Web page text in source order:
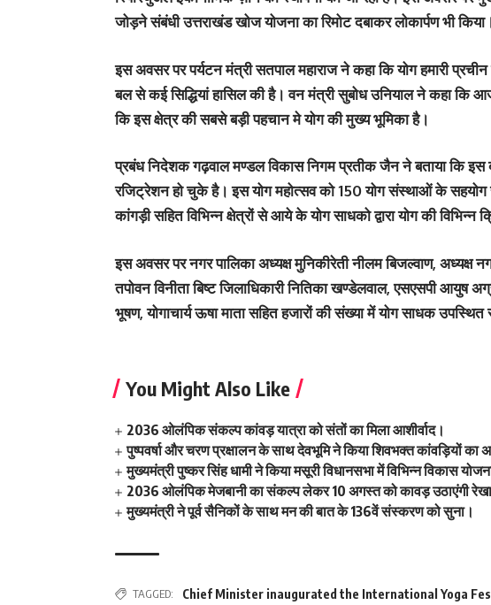
जोड़ने संबंधी उत्तराखंड खोज योजना का रिमोट दबाकर लोकार्पण भी
इस अवसर पर पर्यटन मंत्री सतपाल महाराज ने कहा कि योग हमारी
बल से कई सिद्धियां हासिल की है। वन मंत्री सुबोध उनियाल ने कहा कि
कि इस क्षेत्र की सबसे बड़ी पहचान मे योग की मुख्य भूमिका है।
प्रबंध निदेशक गढ़वाल मण्डल विकास निगम प्रतीक जैन ने बताया कि इस
रजिट्रेशन हो चुके है। इस योग महोत्सव को 150 योग संस्थाओं के
कांगड़ी सहित विभिन्न क्षेत्रों से आये के योग साधको द्वारा योग की विभिन्न
इस अवसर पर नगर पालिका अध्यक्ष मुनिकीरेती नीलम बिजल्वाण, अध्यक्ष
तपोवन विनीता बिष्ट जिलाधिकारी नितिका खण्डेलवाल, एसएसपी आयुष
भूषण, योगाचार्य ऊषा माता सहित हजारों की संख्या में योग साधक उपस्थित
You Might Also Like
2036 ओलंपिक संकल्प कांवड़ यात्रा को संतों का मिला आशीर्वाद।
पुष्पवर्षा और चरण प्रक्षालन के साथ देवभूमि ने किया शिवभक्त कांवड़ियों का
मुख्यमंत्री पुष्कर सिंह धामी ने किया मसूरी विधानसभा में विभिन्न विकास
2036 ओलंपिक मेजबानी का संकल्प लेकर 10 अगस्त को कावड़ उठाएंगी रेखा
मुख्यमंत्री ने पूर्व सैनिकों के साथ मन की बात के 136वें संस्करण को सुना।
TAGGED: Chief Minister inaugurated the International Yoga